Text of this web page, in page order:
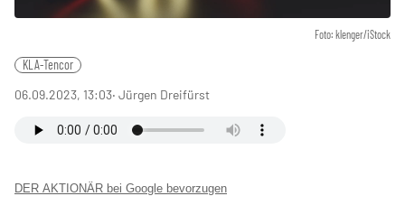
Foto: klenger/iStock
KLA-Tencor
06.09.2023, 13:03‧ Jürgen Dreifürst
DER AKTIONÄR bei Google bevorzugen